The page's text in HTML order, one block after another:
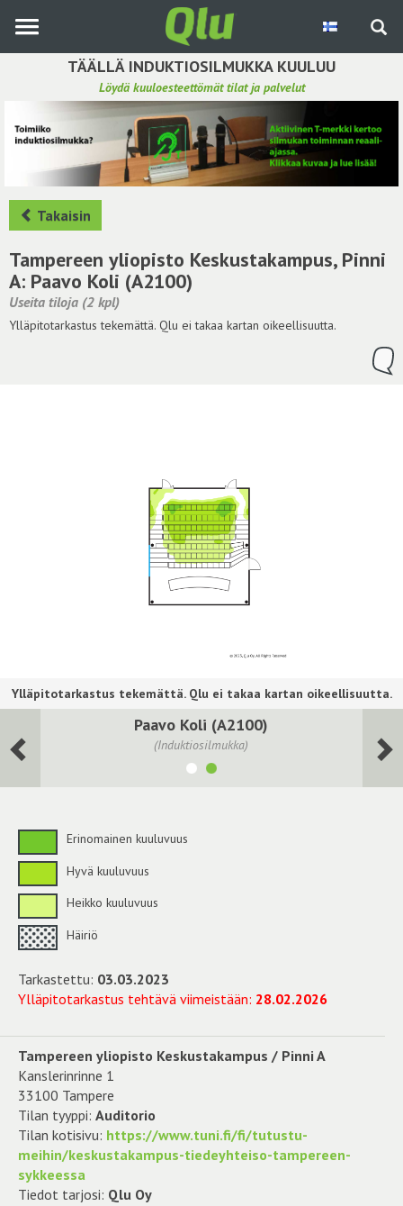
pääsisältöön
TÄÄLLÄ INDUKTIOSILMUKKA KUULUU
Löydä kuuloesteettömät tilat ja palvelut
Etsi induktiosilmukka
Tee ehdotus ja vaikuta kuulemiskokemukseen
Hae ehdotuksia
Käyttöohje
Yhteydenottopyyntö
Kirjaudu sisään
Takaisin
Tampereen yliopisto Keskustakampus, Pinni
A: Paavo Koli (A2100)
Useita tiloja (2 kpl)
Ylläpitotarkastus tekemättä. Qlu ei takaa kartan oikeellisuutta.
Paavo Koli (A2100)
(Induktiosilmukka)
Erinomainen kuuluvuus
Hyvä kuuluvuus
Heikko kuuluvuus
Häiriö
Tarkastettu: 03.03.2023
Ylläpitotarkastus tehtävä viimeistään: 28.02.2026
Tampereen yliopisto Keskustakampus / Pinni A
Kanslerinrinne 1
33100 Tampere
Tilan tyyppi: Auditorio
Tilan kotisivu: https://www.tuni.fi/fi/tutustu-
meihin/keskustakampus-tiedeyhteiso-tampereen-
sykkeessa
Tiedot tarjosi: Qlu Oy